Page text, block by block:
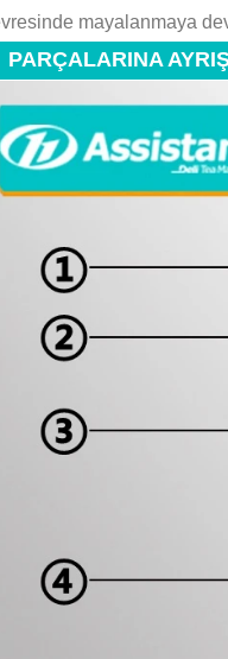
mayalanmaya
PARÇALARINA